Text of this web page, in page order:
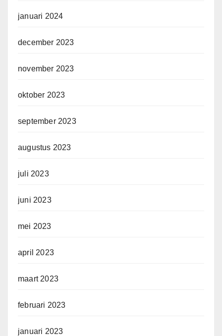
januari 2024
december 2023
november 2023
oktober 2023
september 2023
augustus 2023
juli 2023
juni 2023
mei 2023
april 2023
maart 2023
februari 2023
januari 2023